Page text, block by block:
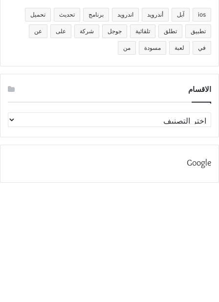
ios آبل أندرويد اندرويد برنامج تحديث تحميل
تطبيق تطلق تلقائية جوجل شركة على عن
في لعبة مسودة من
الاقسام
الاقسام
Google